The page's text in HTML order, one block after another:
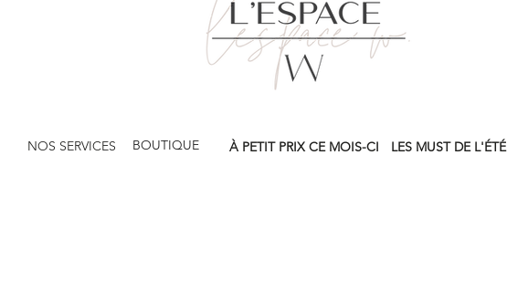
BOUTIQUE
NOS SERVICES LES MUST DE L'ÉTÉ
À PETIT PRIX CE MOIS-CI